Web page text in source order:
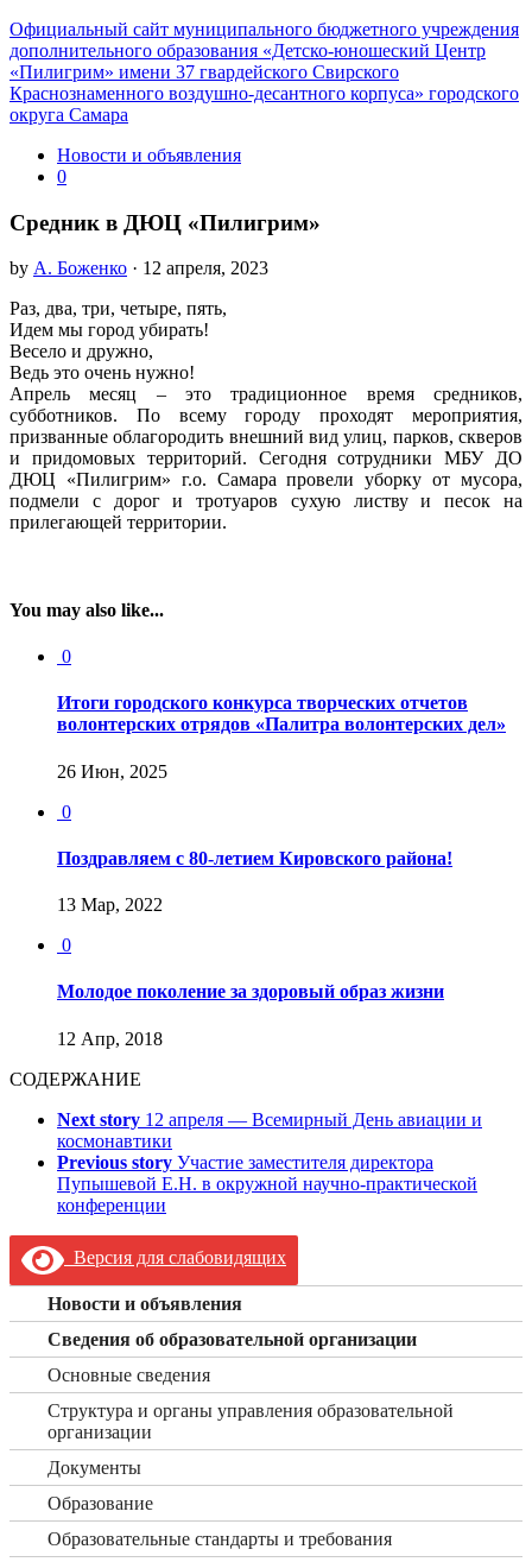
Официальный сайт муниципального бюджетного учреждения
дополнительного образования «Детско-юношеский Центр
«Пилигрим» имени 37 гвардейского Свирского
Краснознаменного воздушно-десантного корпуса» городского
округа Самара
Новости и объявления
0
Средник в ДЮЦ «Пилигрим»
by А. Боженко · 12 апреля, 2023
Раз, два, три, четыре, пять,
Идем мы город убирать!
Весело и дружно,
Ведь это очень нужно!
Апрель месяц – это традиционное время средников,
субботников. По всему городу проходят мероприятия,
призванные облагородить внешний вид улиц, парков, скверов
и придомовых территорий. Сегодня сотрудники МБУ ДО
ДЮЦ «Пилигрим» г.о. Самара провели уборку от мусора,
подмели с дорог и тротуаров сухую листву и песок на
прилегающей территории.
You may also like...
0
Итоги городского конкурса творческих отчетов
волонтерских отрядов «Палитра волонтерских дел»
26 Июн, 2025
0
Поздравляем с 80-летием Кировского района!
13 Мар, 2022
0
Молодое поколение за здоровый образ жизни
12 Апр, 2018
СОДЕРЖАНИЕ
Next story 12 апреля — Всемирный День авиации и
космонавтики
Previous story Участие заместителя директора
Пупышевой Е.Н. в окружной научно-практической
конференции
Версия для слабовидящих
Новости и объявления
Сведения об образовательной организации
Основные сведения
Структура и органы управления образовательной
организации
Документы
Образование
Образовательные стандарты и требования